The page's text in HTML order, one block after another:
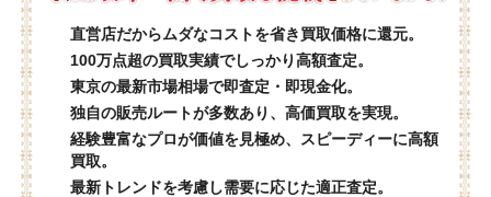
直営店だからムダなコストを省き買取価格に還元。
100万点超の買取実績でしっかり高額査定。
東京の最新市場相場で即査定・即現金化。
独自の販売ルートが多数あり、高価買取を実現。
経験豊富なプロが価値を見極め、スピーディーに高額
買取。
最新トレンドを考慮し需要に応じた適正査定。